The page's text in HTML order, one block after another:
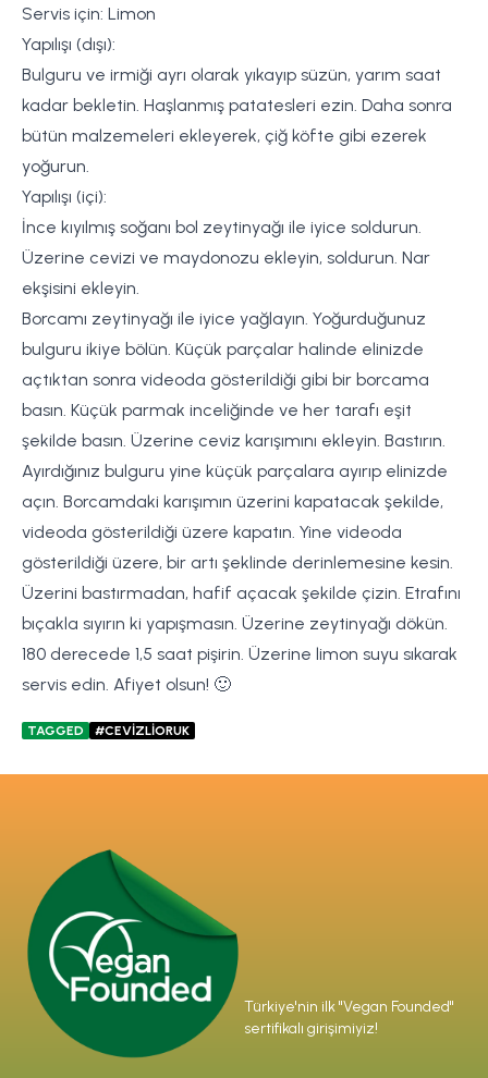
Servis için: Limon
Yapılışı (dışı):
Bulguru ve irmiği ayrı olarak yıkayıp süzün, yarım saat
kadar bekletin. Haşlanmış patatesleri ezin. Daha sonra
bütün malzemeleri ekleyerek, çiğ köfte gibi ezerek
yoğurun.
Yapılışı (içi):
İnce kıyılmış soğanı bol zeytinyağı ile iyice soldurun.
Üzerine cevizi ve maydonozu ekleyin, soldurun. Nar
ekşisini ekleyin.
Borcamı zeytinyağı ile iyice yağlayın. Yoğurduğunuz
bulguru ikiye bölün. Küçük parçalar halinde elinizde
açtıktan sonra videoda gösterildiği gibi bir borcama
basın. Küçük parmak inceliğinde ve her tarafı eşit
şekilde basın. Üzerine ceviz karışımını ekleyin. Bastırın.
Ayırdığınız bulguru yine küçük parçalara ayırıp elinizde
açın. Borcamdaki karışımın üzerini kapatacak şekilde,
videoda gösterildiği üzere kapatın. Yine videoda
gösterildiği üzere, bir artı şeklinde derinlemesine kesin.
Üzerini bastırmadan, hafif açacak şekilde çizin. Etrafını
bıçakla sıyırın ki yapışmasın. Üzerine zeytinyağı dökün.
180 derecede 1,5 saat pişirin. Üzerine limon suyu sıkarak
servis edin. Afiyet olsun! 🙂
TAGGED #CEVİZLİORUK
Türkiye'nin ilk "Vegan Founded"
sertifikalı girişimiyiz!